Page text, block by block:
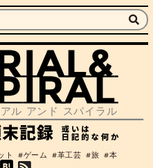
ト ゲーム 革工芸 旅 本